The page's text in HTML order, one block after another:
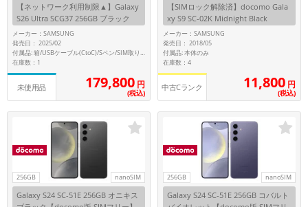
【ネットワーク利用制限▲】Galaxy
S26 Ultra SCG37 256GB ブラック
【au版 SIMフリー】
メーカー：SAMSUNG
発売日： 2025/02
付属品: 箱/USBケーブル(CtoC)/Sペン/SIM取り出し用ピン/マニュアル
在庫数：1
未使用品 179,800 円
(税込)
【SIMロック解除済】docomo Gala
xy S9 SC-02K Midnight Black
メーカー：SAMSUNG
発売日： 2018/05
付属品: 本体のみ
在庫数：4
中古Cランク 11,800 円
(税込)
256GB nanoSIM
Galaxy S24 SC-51E 256GB オニキス
256GB nanoSIM
Galaxy S24 SC-51E 256GB コバルト